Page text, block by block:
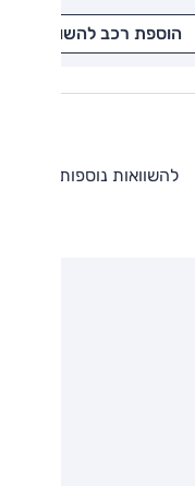
הוספת רכב להשוואה
להשוואות נוספות